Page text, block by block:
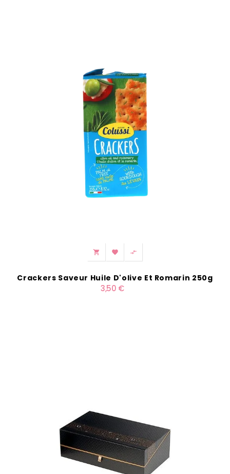
  
Crackers Saveur Huile D'olive Et Romarin 250g
3,50 €